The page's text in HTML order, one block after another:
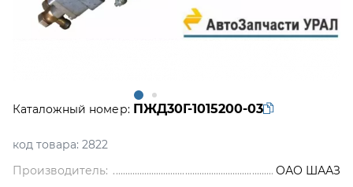
Каталожный номер: ПЖД30Г-1015200-03
код товара: 2822
Производитель:
ОАО ШААЗ